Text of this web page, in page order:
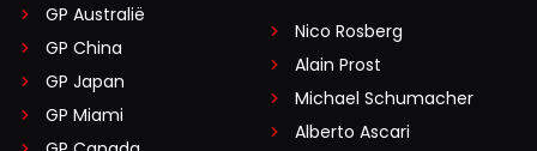
GP Australië
GP China
GP Japan
GP Miami
Nico Rosberg
Alain Prost
Michael Schumacher
Alberto Ascari